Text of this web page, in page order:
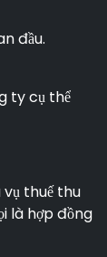
đầu.
ty cụ thể
thuế thu
là hợp đồng